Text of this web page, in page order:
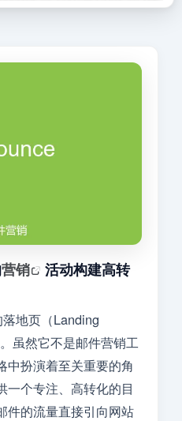
营销
活动构建高转
地页（Landing
虽然它不是邮件营销工
中扮演着至关重要的角
一个专注、高转化的目
件的流量直接引向网站